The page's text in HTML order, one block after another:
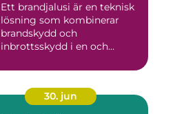
Ett brandjalusi är en teknisk
lösning som kombinerar
brandskydd och
inbrottsskydd i en och
30. jun